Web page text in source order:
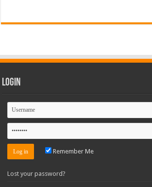
Login
Remember Me
Lost your password?